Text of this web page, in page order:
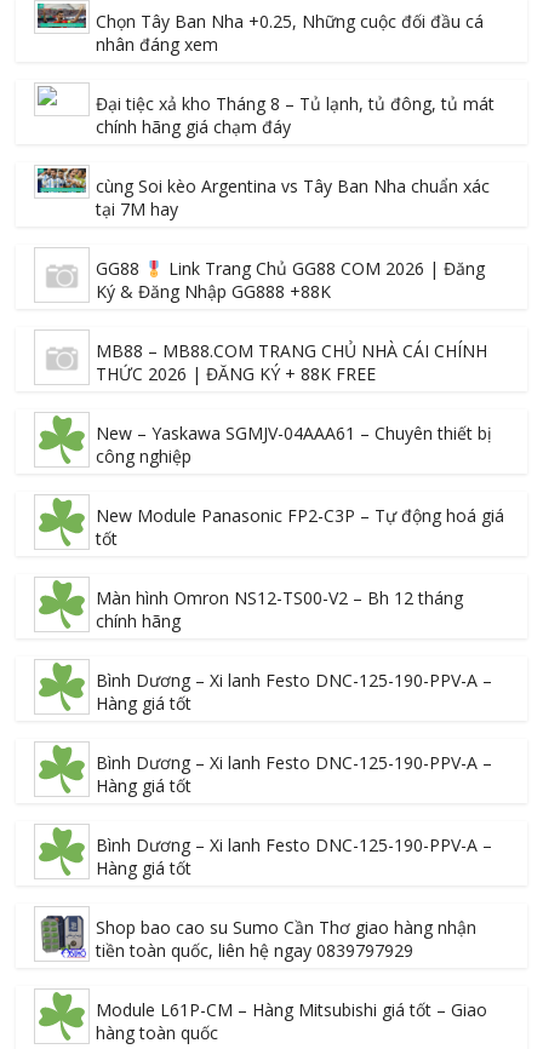
Chọn Tây Ban Nha +0.25, Những cuộc đối đầu cá
nhân đáng xem
Đại tiệc xả kho Tháng 8 – Tủ lạnh, tủ đông, tủ mát
chính hãng giá chạm đáy
cùng Soi kèo Argentina vs Tây Ban Nha chuẩn xác
tại 7M hay
GG88
Link Trang Chủ GG88 COM 2026 | Đăng
Ký & Đăng Nhập GG888 +88K
MB88 – MB88.COM TRANG CHỦ NHÀ CÁI CHÍNH
THỨC 2026 | ĐĂNG KÝ + 88K FREE
New – Yaskawa SGMJV-04AAA61 – Chuyên thiết bị
công nghiệp
New Module Panasonic FP2-C3P – Tự động hoá giá
tốt
Màn hình Omron NS12-TS00-V2 – Bh 12 tháng
chính hãng
Bình Dương – Xi lanh Festo DNC-125-190-PPV-A –
Hàng giá tốt
Bình Dương – Xi lanh Festo DNC-125-190-PPV-A –
Hàng giá tốt
Bình Dương – Xi lanh Festo DNC-125-190-PPV-A –
Hàng giá tốt
Shop bao cao su Sumo Cần Thơ giao hàng nhận
tiền toàn quốc, liên hệ ngay 0839797929
Module L61P-CM – Hàng Mitsubishi giá tốt – Giao
hàng toàn quốc